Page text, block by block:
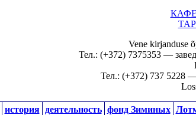
Vene kirjanduse
Тел.: (+372) 7375353 —
Тел.: (+372) 737 5228
история деятельность фонд Зиминых